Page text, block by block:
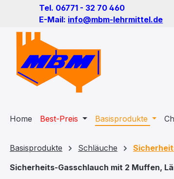
Hauptinhalt springen
Zur Suche springen
Zur Hauptnavigation springen
Tel. 06771 - 32 70 460
E-Mail: info@mbm-lehrmittel.de
Home Best-Preis Basisprodukte
Basisprodukte Schläuche
Sicherheits-Gasschlauch mit 2 Muffen,